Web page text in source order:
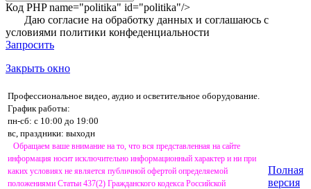
Код PHPname="politika" id="politika"/>
Даю согласие на обработку данных и соглашаюсь с
условиями политики конфеденциальности
Запросить
Закрыть окно
Профессиональное видео, аудио и осветительное оборудование.
График работы:
пн-сб: с 10:00 до 19:00
вс, праздники: выходн
Обращаем ваше внимание на то, что вся представленная на сайте
информация носит исключительно информационный характер и ни при
каких условиях не является публичной офертой определяемой
положениями Статьи 437(2) Гражданского кодекса Российской
Полная
версия